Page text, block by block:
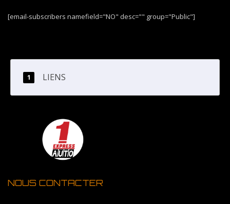
[email-subscribers namefield="NO" desc="" group="Public"]
LIENS
NOUS CONTACTER